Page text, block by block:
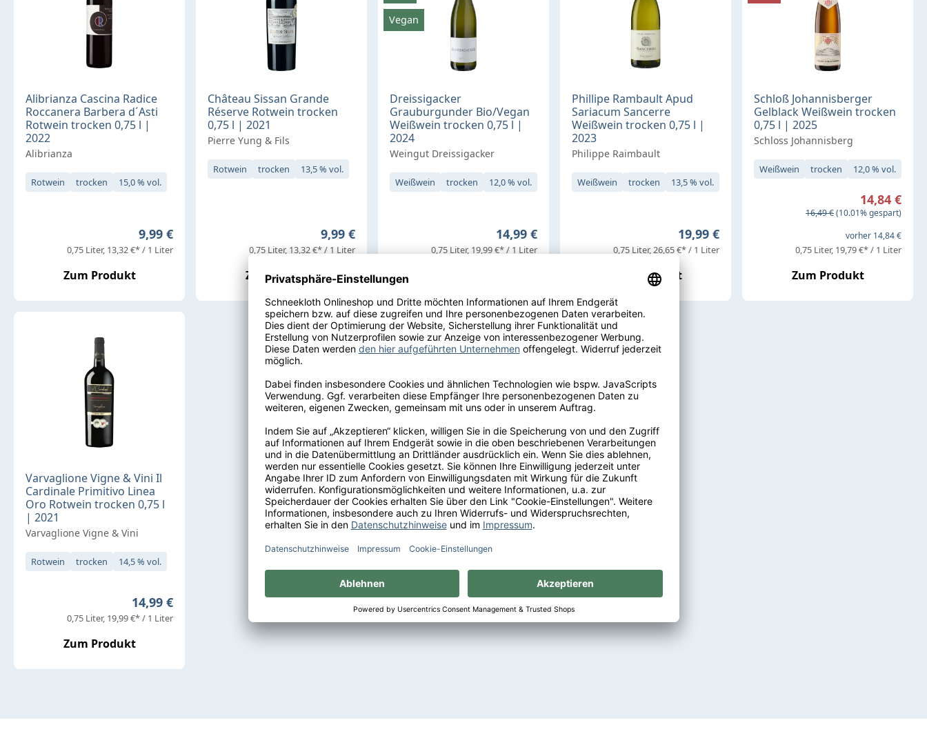
Alibrianza Cascina Radice
Roccanera Barbera d´Asti
Rotwein trocken 0,75 l |
2022
Alibrianza
Rotwein trocken 15,0 % vol.
Regulärer Preis:
9,99 €
0,75 Liter 13,32 €* / 1 Liter
Zum Produkt
Château Sissan Grande
Réserve Rotwein trocken
0,75 l | 2021
Pierre Yung & Fils
Rotwein trocken 13,5 % vol.
Regulärer Preis:
9,99 €
0,75 Liter 13,32 €* / 1 Liter
Zum Produkt
Dreissigacker
Grauburgunder Bio/Vegan
Weißwein trocken 0,75 l |
2024
Weingut Dreissigacker
Weißwein trocken 12,0 % vol.
Regulärer Preis:
14,99 €
0,75 Liter 19,99 €* / 1 Liter
Vegan
Phillipe Rambault Apud
Sariacum Sancerre
Weißwein trocken 0,75 l |
2023
Philippe Raimbault
Weißwein trocken 13,5 % vol.
Regulärer Preis:
19,99 €
0,75 Liter 26,65 €* / 1 Liter
Zum Produkt
Schloß Johannisberger
Gelblack Weißwein trocken
0,75 l | 2025
Schloss Johannisberg
Weißwein trocken 12,0 % vol.
Verkaufspreis:
14,84 €
Regulärer Preis:
16,49 €(10.01% gespart)
vorher 14,84 €
0,75 Liter 19,79 €* / 1 Liter
Zum Produkt
Varvaglione Vigne & Vini Il
Cardinale Primitivo Linea
Oro Rotwein trocken 0,75 l
| 2021
Varvaglione Vigne & Vini
Rotwein trocken 14,5 % vol.
Regulärer Preis:
14,99 €
0,75 Liter 19,99 €* / 1 Liter
Zum Produkt